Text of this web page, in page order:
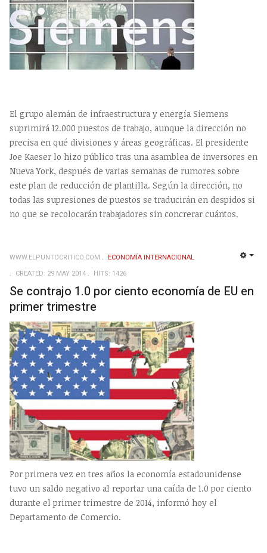
El grupo alemán de infraestructura y energía Siemens
suprimirá 12.000 puestos de trabajo, aunque la dirección no
precisa en qué divisiones y áreas geográficas. El presidente
Joe Kaeser lo hizo público tras una asamblea de inversores en
Nueva York, después de varias semanas de rumores sobre
este plan de reducción de plantilla. Según la dirección, no
todas las supresiones de puestos se traducirán en despidos si
no que se recolocarán trabajadores sin concrerar cuántos.
WWW.ELPUNTOCRITICO.COM
ECONOMÍA INTERNACIONAL
CREATED: 29 MAY 2014
HITS: 1426
Se contrajo 1.0 por ciento economía de EU en
primer trimestre
Por primera vez en tres años la economía estadounidense
tuvo un saldo negativo al reportar una caída de 1.0 por ciento
durante el primer trimestre de 2014, informó hoy el
Departamento de Comercio.